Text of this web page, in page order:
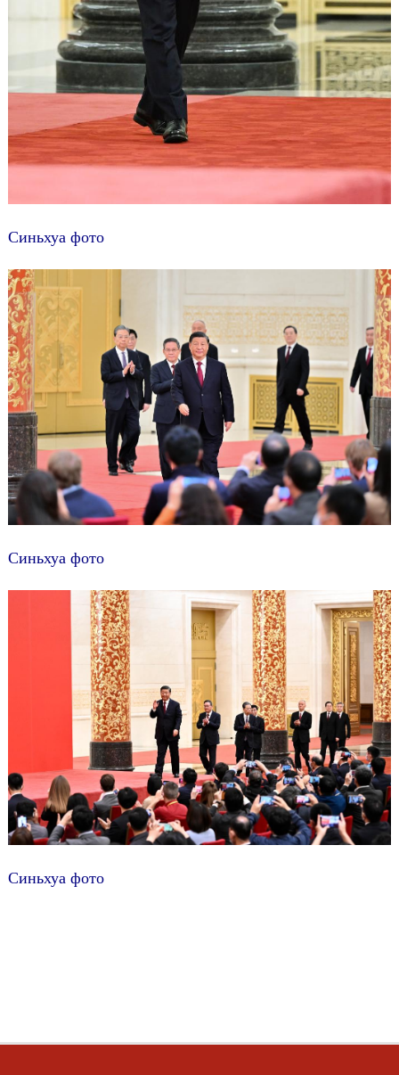
Синьхуа фото
Синьхуа фото
Синьхуа фото